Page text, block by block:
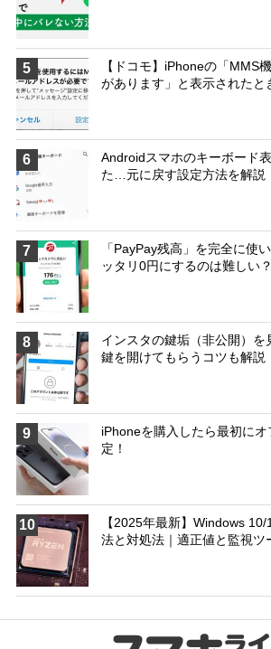
5
【ドコモ】iPhoneの「MMS
があります」と表示されたと
6
Androidスマホのキーボード
た…元に戻す設定方法を解説
7
「PayPay残高」を完全に使
ッタリ0円にするのは難しい？
8
インスタの鍵垢（非公開）を
鍵を開けてもらうコツも解説
9
iPhoneを購入したら最初に
定！
10
【2025年最新】Windows
法と対処法｜適正値と監視ツ